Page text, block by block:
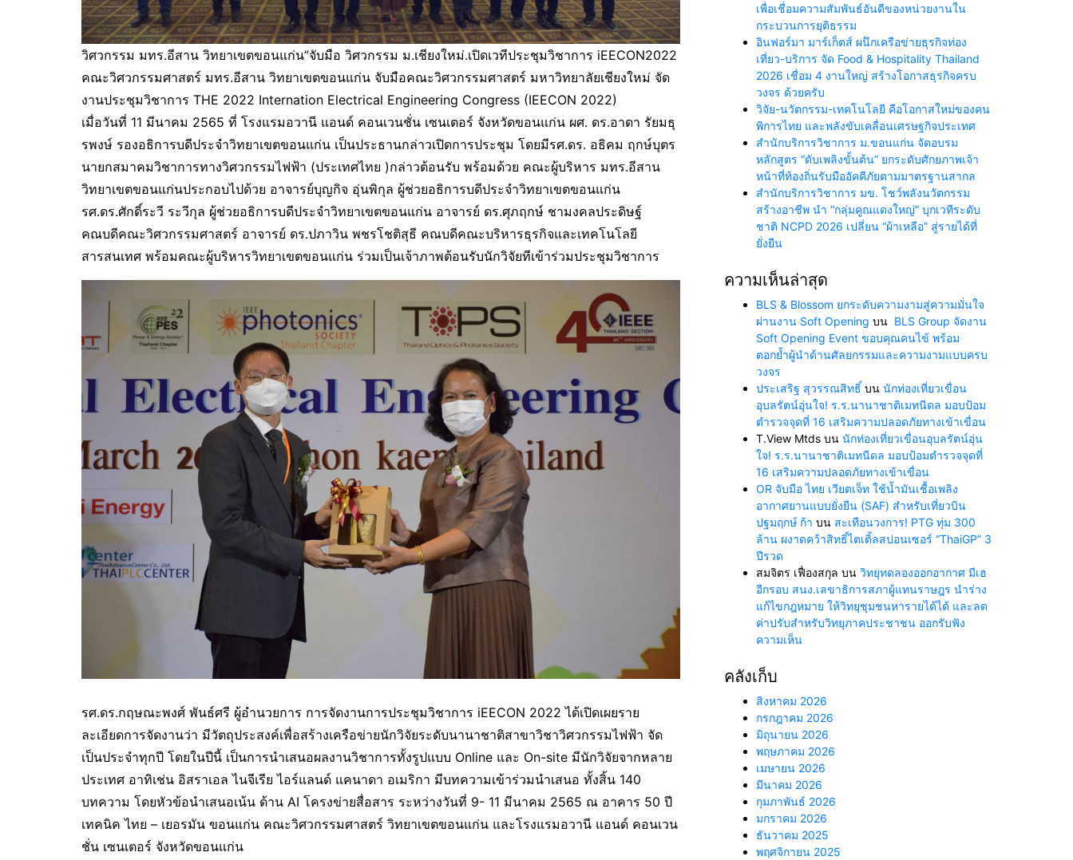
วิศวกรรม มทร.อีสาน วิทยาเขตขอนแก่น”จับมือ วิศวกรรม ม.เชียงใหม่.เปิดเวทีประชุมวิชาการ iEECON2022
คณะวิศวกรรมศาสตร์ มทร.อีสาน วิทยาเขตขอนแก่น จับมือคณะวิศวกรรมศาสตร์ มหาวิทยาลัยเชียงใหม่ จัด
งานประชุมวิชาการ THE 2022 Internation Electrical Engineering Congress (IEECON 2022)
เมื่อวันที่ 11 มีนาคม 2565 ที่ โรงแรมอวานี แอนด์ คอนเวนชั่น เซนเตอร์ จังหวัดขอนแก่น ผศ. ดร.อาดา รัยมธุ
รพงษ์ รองอธิการบดีประจำวิทยาเขตขอนแก่น เป็นประธานกล่าวเปิดการประชุม โดยมีรศ.ดร. อธิคม ฤกษ์บุตร
นายกสมาคมวิชาการทางวิศวกรรมไฟฟ้า (ประเทศไทย )กล่าวต้อนรับ พร้อมด้วย คณะผู้บริหาร มทร.อีสาน
วิทยาเขตขอนแก่นประกอบไปด้วย อาจารย์บุญกิจ อุ่นพิกุล ผู้ช่วยอธิการบดีประจำวิทยาเขตขอนแก่น
รศ.ดร.ศักดิ์ระวี ระวีกุล ผู้ช่วยอธิการบดีประจำวิทยาเขตขอนแก่น อาจารย์ ดร.ศุภฤกษ์ ชามงคลประดิษฐ์
คณบดีคณะวิศวกรรมศาสตร์ อาจารย์ ดร.ปภาวิน พชรโชติสุธี คณบดีคณะบริหารธุรกิจและเทคโนโลยี
สารสนเทศ พร้อมคณะผู้บริหารวิทยาเขตขอนแก่น ร่วมเป็นเจ้าภาพต้อนรับนักวิจัยทีเข้าร่วมประชุมวิชาการ
รศ.ดร.กฤษณะพงศ์ พันธ์ศรี ผู้อำนวยการ การจัดงานการประชุมวิชาการ iEECON 2022 ได้เปิดเผยราย
ละเอียดการจัดงานว่า มีวัตถุประสงค์เพื่อสร้างเครือข่ายนักวิจัยระดับนานาชาติสาขาวิชาวิศวกรรมไฟฟ้า จัด
เป็นประจำทุกปี โดยในปีนี้ เป็นการนำเสนอผลงานวิชาการทั้งรูปแบบ Online และ On-site มีนักวิจัยจากหลาย
ประเทศ อาทิเช่น อิสราเอล ไนจีเรีย ไอร์แลนด์ แคนาดา อเมริกา มีบทความเข้าร่วมนำเสนอ ทั้งสิ้น 140
บทความ โดยหัวข้อนำเสนอเน้น ด้าน AI โครงข่ายสื่อสาร ระหว่างวันที่ 9- 11 มีนาคม 2565 ณ อาคาร 50 ปี
เทคนิค ไทย – เยอรมัน ขอนแก่น คณะวิศวกรรมศาสตร์ วิทยาเขตขอนแก่น และโรงแรมอวานี แอนด์ คอนเวน
ชั่น เซนเตอร์ จังหวัดขอนแก่น
เพื่อเชื่อมความสัมพันธ์อันดีของหน่วยงานใน
กระบวนการยุติธรรม
อินฟอร์มา มาร์เก็ตส์ ผนึกเครือข่ายธุรกิจท่อง
เที่ยว-บริการ จัด Food & Hospitality Thailand
2026 เชื่อม 4 งานใหญ่ สร้างโอกาสธุรกิจครบ
วงจร ด้วยครับ
วิจัย-นวัตกรรม-เทคโนโลยี คือโอกาสใหม่ของคน
พิการไทย และพลังขับเคลื่อนเศรษฐกิจประเทศ
สำนักบริการวิชาการ ม.ขอนแก่น จัดอบรม
หลักสูตร “ดับเพลิงขั้นต้น” ยกระดับศักยภาพเจ้า
หน้าที่ท้องถิ่นรับมืออัคคีภัยตามมาตรฐานสากล
สำนักบริการวิชาการ มข. โชว์พลังนวัตกรรม
สร้างอาชีพ นำ “กลุ่มคูณแดงใหญ่” บุกเวทีระดับ
ชาติ NCPD 2026 เปลี่ยน “ผ้าเหลือ” สู่รายได้ที่
ยั่งยืน
ความเห็นล่าสุด
BLS & Blossom ยกระดับความงามสู่ความมั่นใจ
ผ่านงาน Soft Opening บน BLS Group จัดงาน
Soft Opening Event ขอบคุณคนไข้ พร้อม
ตอกย้ำผู้นำด้านศัลยกรรมและความงามแบบครบ
วงจร
ประเสริฐ สุวรรณสิทธิ์ บน นักท่องเที่ยวเขื่อน
อุบลรัตน์อุ่นใจ! ร.ร.นานาชาติเมทนีดล มอบป้อม
ตำรวจจุดที่ 16 เสริมความปลอดภัยทางเข้าเขื่อน
T.View Mtds บน นักท่องเที่ยวเขื่อนอุบลรัตน์อุ่น
ใจ! ร.ร.นานาชาติเมทนีดล มอบป้อมตำรวจจุดที่
16 เสริมความปลอดภัยทางเข้าเขื่อน
OR จับมือ ไทย เวียตเจ็ท ใช้น้ำมันเชื้อเพลิง
อากาศยานแบบยั่งยืน (SAF) สำหรับเที่ยวบิน
ปฐมฤกษ์ ก้า บน สะเทือนวงการ! PTG ทุ่ม 300
ล้าน ผงาดคว้าสิทธิ์ไตเติ้ลสปอนเซอร์ “ThaiGP” 3
ปีรวด
สมจิตร เฟื่องสกุล บน วิทยุทดลองออกอากาศ มีเฮ
อีกรอบ สนง.เลขาธิการสภาผู้แทนราษฎร นำร่าง
แก้ไขกฎหมาย ให้วิทยุชุมชนหารายได้ได้ และลด
ค่าปรับสำหรับวิทยุภาคประชาชน ออกรับฟัง
ความเห็น
คลังเก็บ
สิงหาคม 2026
กรกฎาคม 2026
มิถุนายน 2026
พฤษภาคม 2026
เมษายน 2026
มีนาคม 2026
กุมภาพันธ์ 2026
มกราคม 2026
ธันวาคม 2025
พฤศจิกายน 2025